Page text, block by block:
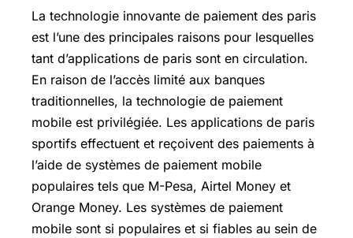
La technologie innovante de paiement des paris
est l’une des principales raisons pour lesquelles
tant d’applications de paris sont en circulation.
En raison de l’accès limité aux banques
traditionnelles, la technologie de paiement
mobile est privilégiée. Les applications de paris
sportifs effectuent et reçoivent des paiements à
l’aide de systèmes de paiement mobile
populaires tels que M-Pesa, Airtel Money et
Orange Money. Les systèmes de paiement
mobile sont si populaires et si fiables au sein de